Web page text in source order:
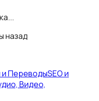
назад
и ПереводыSEO и
Видео,